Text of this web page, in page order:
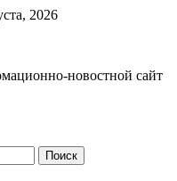
2026
новостной сайт